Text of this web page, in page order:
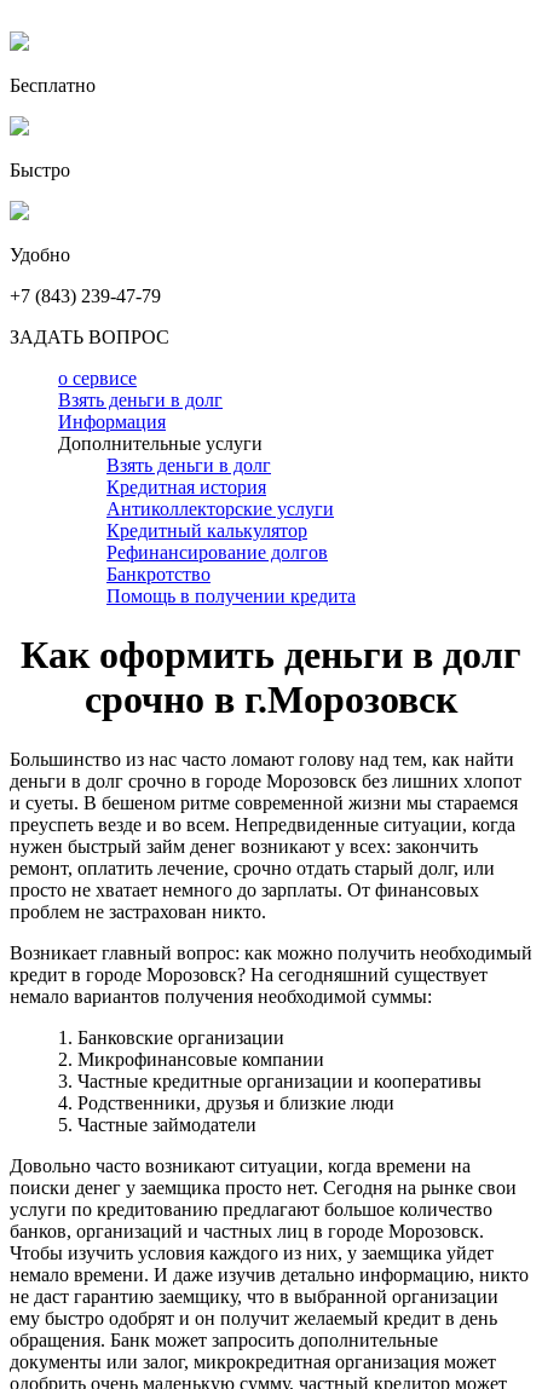
Бесплатно
Быстро
Удобно
+7 (843) 239-47-79
ЗАДАТЬ ВОПРОС
о сервисе
Взять деньги в долг
Информация
Дополнительные услуги
Взять деньги в долг
Кредитная история
Антиколлекторские услуги
Кредитный калькулятор
Рефинансирование долгов
Банкротство
Помощь в получении кредита
Как оформить деньги в долг
срочно в г.Морозовск
Большинство из нас часто ломают голову над тем, как найти
деньги в долг срочно в городе Морозовск без лишних хлопот
и суеты. В бешеном ритме современной жизни мы стараемся
преуспеть везде и во всем. Непредвиденные ситуации, когда
нужен быстрый займ денег возникают у всех: закончить
ремонт, оплатить лечение, срочно отдать старый долг, или
просто не хватает немного до зарплаты. От финансовых
проблем не застрахован никто.
Возникает главный вопрос: как можно получить необходимый
кредит в городе Морозовск? На сегодняшний существует
немало вариантов получения необходимой суммы:
1. Банковские организации
2. Микрофинансовые компании
3. Частные кредитные организации и кооперативы
4. Родственники, друзья и близкие люди
5. Частные займодатели
Довольно часто возникают ситуации, когда времени на
поиски денег у заемщика просто нет. Сегодня на рынке свои
услуги по кредитованию предлагают большое количество
банков, организаций и частных лиц в городе Морозовск.
Чтобы изучить условия каждого из них, у заемщика уйдет
немало времени. И даже изучив детально информацию, никто
не даст гарантию заемщику, что в выбранной организации
ему быстро одобрят и он получит желаемый кредит в день
обращения. Банк может запросить дополнительные
документы или залог, микрокредитная организация может
одобрить очень маленькую сумму, частный кредитор может